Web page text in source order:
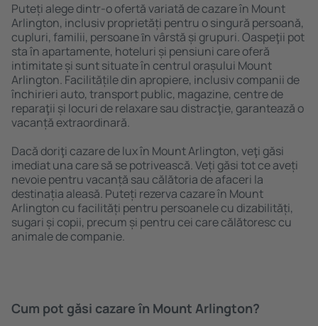
Puteți alege dintr-o ofertă variată de cazare în Mount
Arlington, inclusiv proprietăți pentru o singură persoană,
cupluri, familii, persoane ȋn vârstă și grupuri. Oaspeţii pot
sta în apartamente, hoteluri și pensiuni care oferă
intimitate și sunt situate în centrul orașului Mount
Arlington. Facilitățile din apropiere, inclusiv companii de
închirieri auto, transport public, magazine, centre de
reparaţii și locuri de relaxare sau distracţie, garantează o
vacanță extraordinară.
Dacă doriţi cazare de lux în Mount Arlington, veţi găsi
imediat una care să se potrivească. Veți găsi tot ce aveți
nevoie pentru vacanță sau călătoria de afaceri la
destinația aleasă. Puteți rezerva cazare în Mount
Arlington cu facilități pentru persoanele cu dizabilități,
sugari și copii, precum și pentru cei care călătoresc cu
animale de companie.
Cum pot găsi cazare în Mount Arlington?